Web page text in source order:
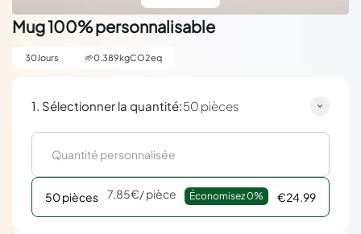
Mug 100% personnalisable
30Jours 🌱0.389kgCO2eq
1. Sélectionner la quantité:50 pièces
50 pièces 7,85€/ pièce Économisez 0% €24.99